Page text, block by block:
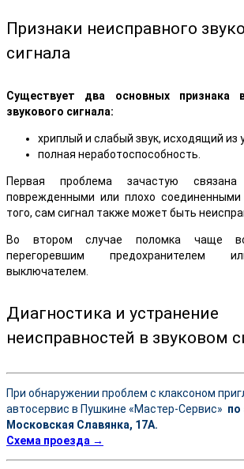
Признаки неисправного
сигнала
Существует два основных признака
звукового сигнала:
хриплый и слабый звук, исходящий из
полная неработоспособность.
Первая проблема зачастую
поврежденными или плохо
того, сам сигнал также может быть
Во втором случае поломка чаще
перегоревшим предохранителем
выключателем.
Диагностика и устранение
неисправностей в звуковом
При обнаружении проблем с клаксоном
автосервис в Пушкине «Мастер-Сервис» по
Московская Славянка, 17А.
Схема проезда →